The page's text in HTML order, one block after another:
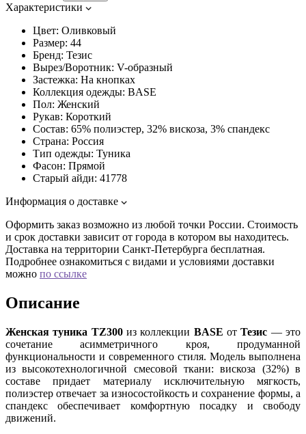
Характеристики
Цвет: Оливковый
Размер: 44
Бренд: Тезис
Вырез/Воротник: V-образный
Застежка: На кнопках
Коллекция одежды: BASE
Пол: Женский
Рукав: Короткий
Состав: 65% полиэстер, 32% вискоза, 3% спандекс
Страна: Россия
Тип одежды: Туника
Фасон: Прямой
Старый айди: 41778
Информация о доставке
Оформить заказ возможно из любой точки России. Стоимость
и срок доставки зависит от города в котором вы находитесь.
Доставка на территории Санкт-Петербурга бесплатная.
Подробнее ознакомиться с видами и условиями доставки
можно по ссылке
Описание
Женская туника TZ300из коллекции BASE отТезис — это
сочетание асимметричного кроя, продуманной
функциональности и современного стиля. Модель выполнена
из высокотехнологичной смесовой ткани: вискоза (32%) в
составе придает материалу исключительную мягкость,
полиэстер отвечает за износостойкость и сохранение формы, а
спандекс обеспечивает комфортную посадку и свободу
движений.